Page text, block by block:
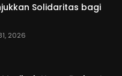
Solidaritas bagi
2026